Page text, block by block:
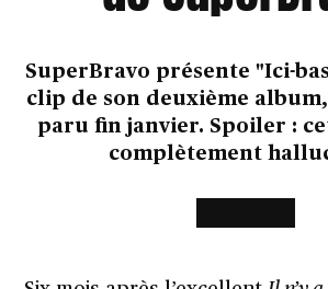
SuperBravo présente "Ici-
clip de son deuxième
paru fin janvier. Spoiler :
complètement